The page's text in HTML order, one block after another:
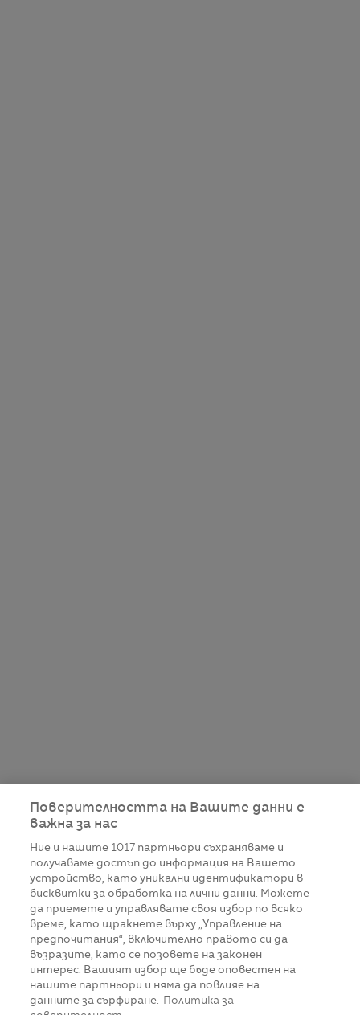
Поверителността на Вашите данни е
важна за нас
Ние и нашите 1017 партньори съхраняваме и
получаваме достъп до информация на Вашето
устройство, като уникални идентификатори в
бисквитки за обработка на лични данни. Можете
да приемете и управлявате своя избор по всяко
време, като щракнете върху „Управление на
предпочитания“, включително правото си да
възразите, като се позовете на законен
интерес. Вашият избор ще бъде оповестен на
нашите партньори и няма да повлияе на
данните за сърфиране.
Политика за